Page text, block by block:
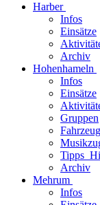
Harber
Infos
Einsätze
Archiv
Hohenhameln
Infos
Einsätze
Gruppen
Archiv
Mehrum
Infos